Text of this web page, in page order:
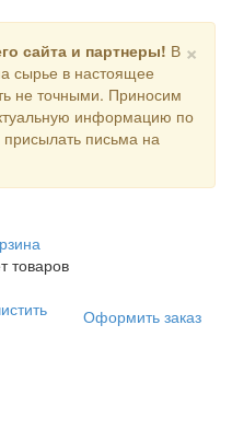
×
сайта и партнеры! В
сырье в настоящее
не точными. Приносим
информацию по
письма на
товаров
Оформить заказ